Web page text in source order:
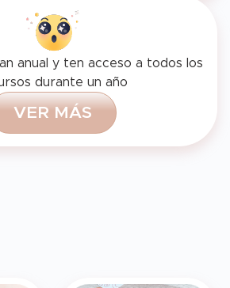
anual y ten acceso a todos los
durante un año
VE R M ÁS